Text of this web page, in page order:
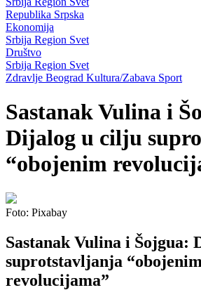
Republika Srpska
Ekonomija
Srbija Region Svet
Društvo
Srbija Region Svet
Zdravlje Beograd Kultura/Zabava Sport
Sastanak Vulina i
Dijalog u cilju
“obojenim
Foto: Pixabay
Sastanak Vulina i Šojgua:
suprotstavljanja “obojenim
revolucijama”